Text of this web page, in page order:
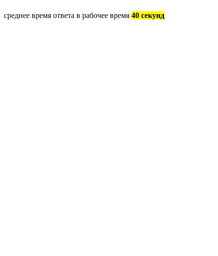
среднее время ответа в рабочее время 40 секунд